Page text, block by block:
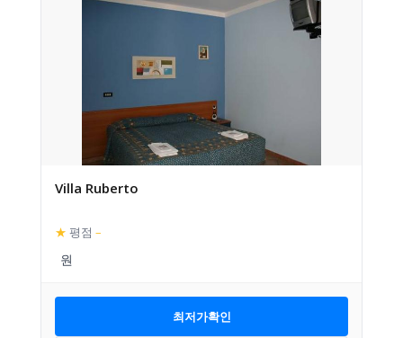
Villa Ruberto
★ 평점 –
최저가확인